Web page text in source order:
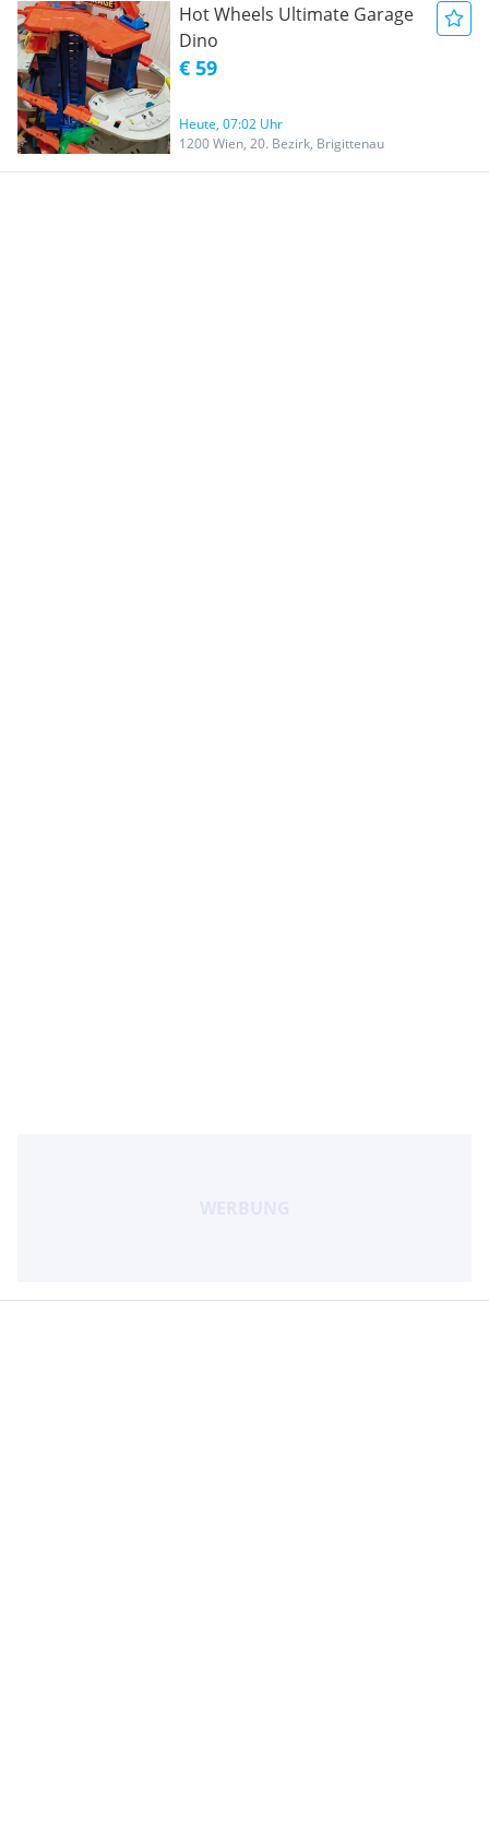
Hot Wheels Ultimate Garage
Dino
€ 59
Heute, 07:02 Uhr
1200 Wien, 20. Bezirk, Brigittenau